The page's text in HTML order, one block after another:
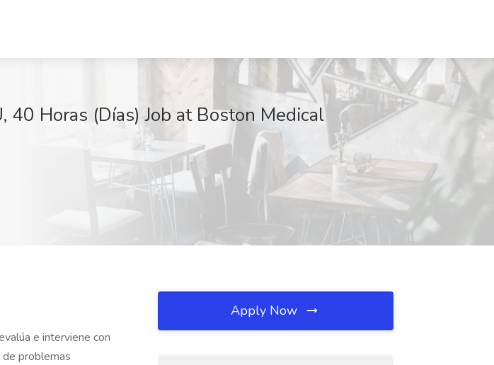
40 Horas (Días) Job at Boston Medical
e interviene con
problemas
Apply Now